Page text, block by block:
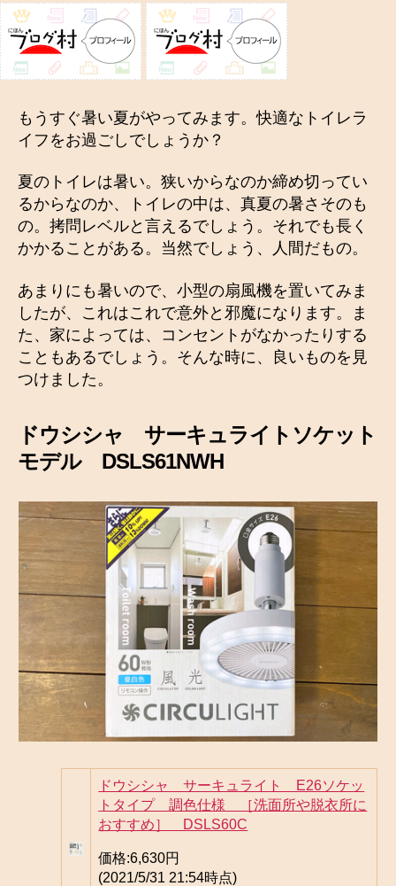
もうすぐ暑い夏がやってみます。快適なトイレラ
イフをお過ごしでしょうか？
夏のトイレは暑い。狭いからなのか締め切ってい
るからなのか、トイレの中は、真夏の暑さそのも
の。拷問レベルと言えるでしょう。それでも長く
かかることがある。当然でしょう、人間だもの。
あまりにも暑いので、小型の扇風機を置いてみま
したが、これはこれで意外と邪魔になります。ま
た、家によっては、コンセントがなかったりする
こともあるでしょう。そんな時に、良いものを見
つけました。
ドウシシャ サーキュライトソケット
モデル DSLS61NWH
ドウシシャ サーキュライト E26ソケッ
トタイプ 調色仕様 ［洗面所や脱衣所に
おすすめ］ DSLS60C
価格:6,630円
(2021/5/31 21:54時点)